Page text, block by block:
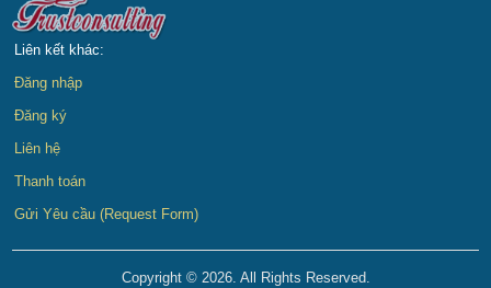
Liên kết khác:
Đăng nhập
Đăng ký
Liên hệ
Thanh toán
Gửi Yêu cầu (Request Form)
Copyright © 2026. All Rights Reserved.